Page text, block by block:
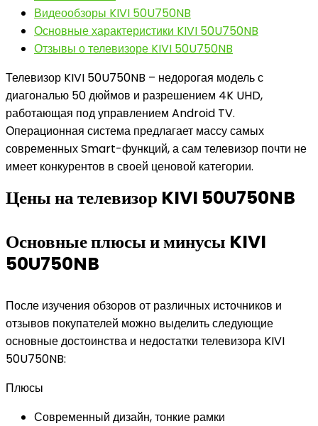
Видеообзоры KIVI 50U750NB
Основные характеристики KIVI 50U750NB
Отзывы о телевизоре KIVI 50U750NB
Телевизор KIVI 50U750NB – недорогая модель с
диагональю 50 дюймов и разрешением 4K UHD,
работающая под управлением Android TV.
Операционная система предлагает массу самых
современных Smart-функций, а сам телевизор почти не
имеет конкурентов в своей ценовой категории.
Цены на телевизор KIVI 50U750NB
Основные плюсы и минусы KIVI
50U750NB
После изучения обзоров от различных источников и
отзывов покупателей можно выделить следующие
основные достоинства и недостатки телевизора KIVI
50U750NB:
Плюсы
Современный дизайн, тонкие рамки